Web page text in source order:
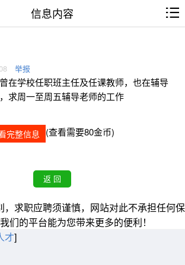
信息内容
举报
在学校任职班主任及任课教师，也在辅导
求周一至周五辅导老师的工作
完整信息 (查看需要80金币)
，求职应聘须谨慎，网站对此不承担任何保
们的平台能为您带来更多的便利！
才]